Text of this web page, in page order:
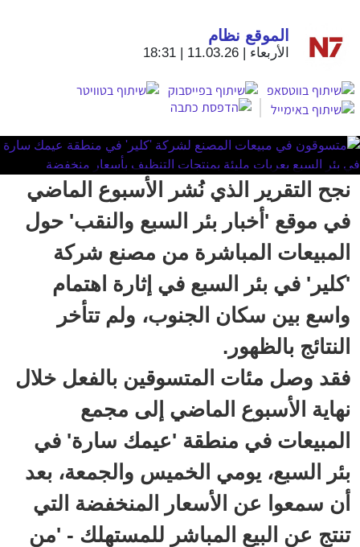
الموقع نظام
الأربعاء | 11.03.26 | 18:31
نجح التقرير الذي نُشر الأسبوع الماضي
في موقع 'أخبار بئر السبع والنقب' حول
المبيعات المباشرة من مصنع شركة
'كلير' في بئر السبع في إثارة اهتمام
واسع بين سكان الجنوب، ولم تتأخر
النتائج بالظهور.
فقد وصل مئات المتسوقين بالفعل خلال
نهاية الأسبوع الماضي إلى مجمع
المبيعات في منطقة 'عيمك سارة' في
بئر السبع، يومي الخميس والجمعة، بعد
أن سمعوا عن الأسعار المنخفضة التي
تنتج عن البيع المباشر للمستهلك - 'من